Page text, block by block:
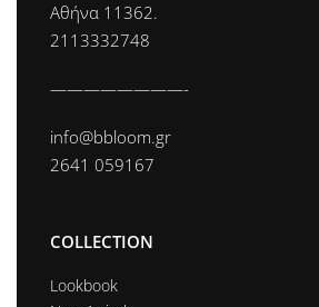
Αθήνα 11362.
2113332748
————————-
info@bbloom.gr
2641 059167
COLLECTION
Lookbook